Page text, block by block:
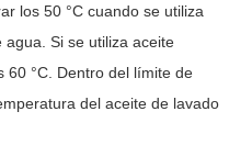
los 50 °C cuando se utiliza
Si se utiliza aceite
60 °C. Dentro del límite de
del aceite de lavado